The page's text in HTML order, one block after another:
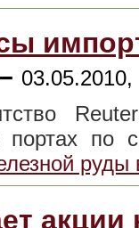
03.05.2010,
портах по
акции